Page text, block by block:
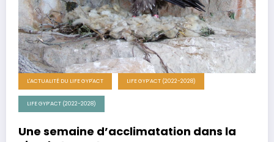
L'ACTUALITÉ DU LIFE GYP'ACT LIFE GYP’ACT (2022-2028)
LIFE GYP’ACT (2022-2028)
Une semaine d’acclimatation dans la